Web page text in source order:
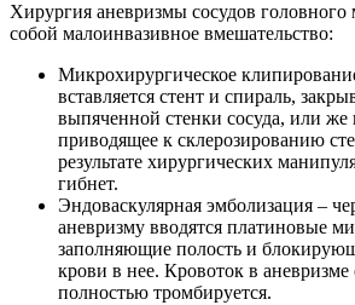
Хирургия аневризмы сосудов головного
собой малоинвазивное вмешательство:
Микрохирургическое
вставляется стент и спираль,
выпяченной стенки сосуда, или же
приводящее к склерозированию
результате хирургических
гибнет.
Эндоваскулярная эмболизация –
аневризму вводятся платиновые
заполняющие полость и
крови в нее. Кровоток в аневризме
полностью тромбируется.